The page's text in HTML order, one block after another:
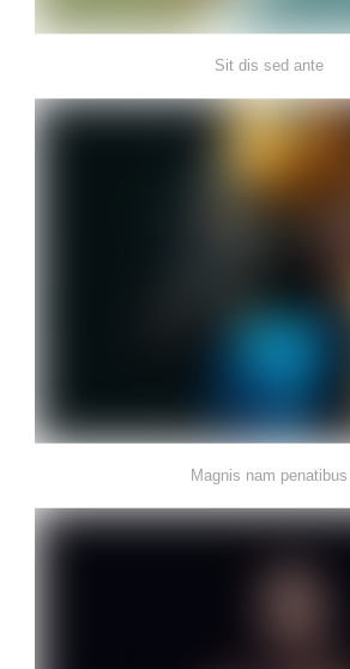
Sit dis sed ante
Magnis nam penatibus